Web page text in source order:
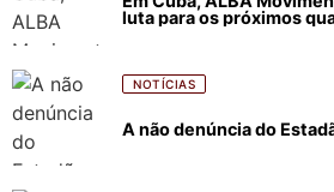
luta para os próximos
NOTÍCIAS
A não denúncia do